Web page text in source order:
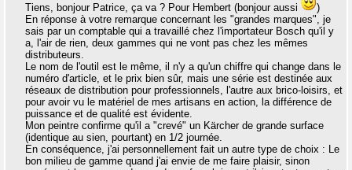
Tiens, bonjour Patrice, ça va ? Pour Hembert (bonjour aussi
)
En réponse à votre remarque concernant les "grandes marques", je
sais par un comptable qui a travaillé chez l'importateur Bosch qu'il y
a, l'air de rien, deux gammes qui ne vont pas chez les mêmes
distributeurs.
Le nom de l'outil est le même, il n'y a qu'un chiffre qui change dans le
numéro d'article, et le prix bien sûr, mais une série est destinée aux
réseaux de distribution pour professionnels, l'autre aux brico-loisirs, et
pour avoir vu le matériel de mes artisans en action, la différence de
puissance et de qualité est évidente.
Mon peintre confirme qu'il a "crevé" un Kärcher de grande surface
(identique au sien, pourtant) en 1/2 journée.
En conséquence, j'ai personnellement fait un autre type de choix : Le
bon milieu de gamme quand j'ai envie de me faire plaisir, sinon